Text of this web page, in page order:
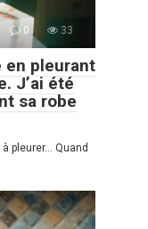
0 33
en pleurant
J’ai été
sa robe
pleurer… Quand